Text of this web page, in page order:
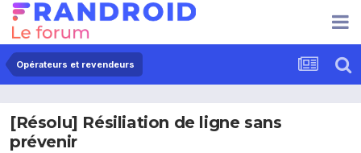
Opérateurs et revendeurs
[Résolu] Résiliation de ligne sans
prévenir